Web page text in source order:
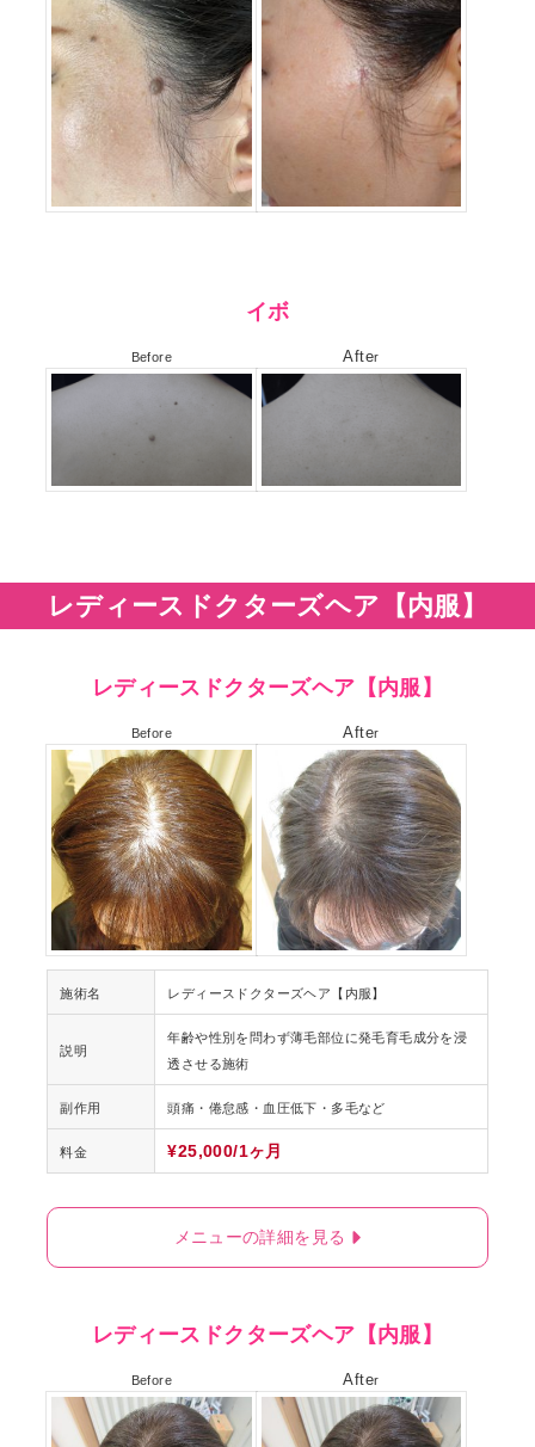
イボ
Before After
レディースドクターズヘア【内服】
レディースドクターズヘア【内服】
Before After
施術名 レディースドクターズヘア【内服】
説明
年齢や性別を問わず薄毛部位に発毛育毛成分を浸
透させる施術
副作用 頭痛・倦怠感・血圧低下・多毛など
料金 ¥25,000/1ヶ月
メニューの詳細を見る
レディースドクターズヘア【内服】
Before After